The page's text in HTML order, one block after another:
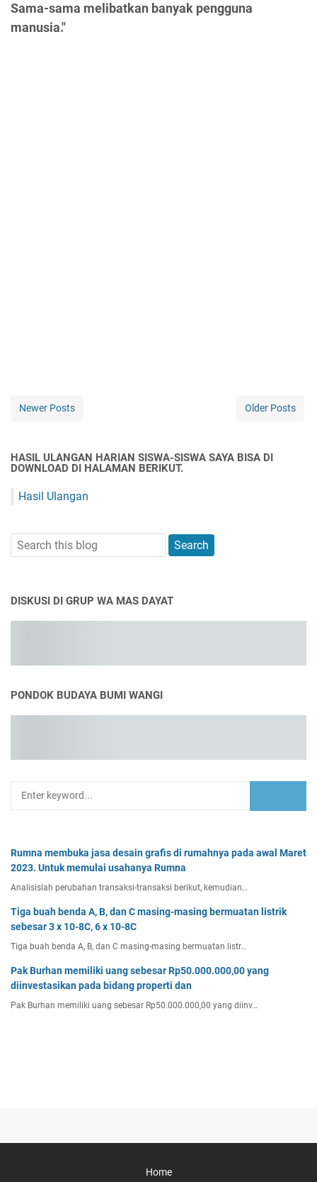
Sama-sama melibatkan banyak pengguna
manusia."
Newer Posts Older Posts
HASIL ULANGAN HARIAN SISWA-SISWA SAYA BISA DI
DOWNLOAD DI HALAMAN BERIKUT.
Hasil Ulangan
DISKUSI DI GRUP WA MAS DAYAT
PONDOK BUDAYA BUMI WANGI
Rumna membuka jasa desain grafis di rumahnya pada awal Maret
2023. Untuk memulai usahanya Rumna
Analisislah perubahan transaksi-transaksi berikut, kemudian…
Tiga buah benda A, B, dan C masing-masing bermuatan listrik
sebesar 3 x 10-8C, 6 x 10-8C
Tiga buah benda A, B, dan C masing-masing bermuatan listr…
Pak Burhan memiliki uang sebesar Rp50.000.000,00 yang
diinvestasikan pada bidang properti dan
Pak Burhan memiliki uang sebesar Rp50.000.000,00 yang diinv…
Home